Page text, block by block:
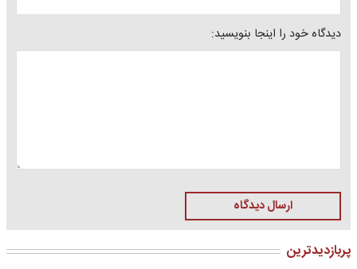
دیدگاه خود را اینجا بنویسید:
ارسال دیدگاه
پربازدیدترین